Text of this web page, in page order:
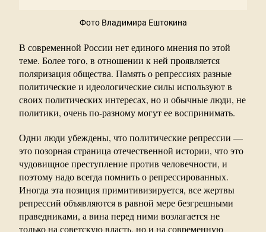
Фото Владимира Ештокина
В современной России нет единого мнения по этой
теме. Более того, в отношении к ней проявляется
поляризация общества. Память о репрессиях разные
политические и идеологические силы используют в
своих политических интересах, но и обычные люди, не
политики, очень по-разному могут ее воспринимать.
Одни люди убеждены, что политические репрессии —
это позорная страница отечественной истории, что это
чудовищное преступление против человечности, и
поэтому надо всегда помнить о репрессированных.
Иногда эта позиция примитивизируется, все жертвы
репрессий объявляются в равной мере безгрешными
праведниками, а вина перед ними возлагается не
только на советскую власть, но и на современную